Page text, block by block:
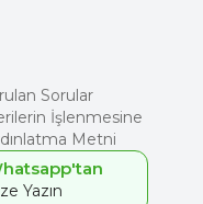
Sorular
İşlenmesine
Metni